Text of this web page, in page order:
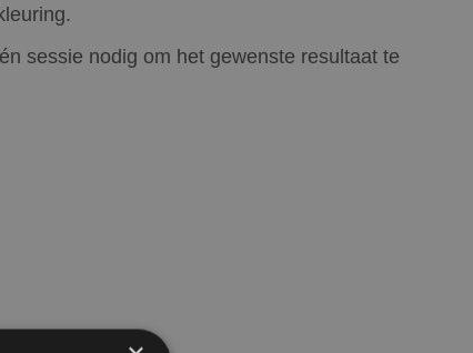
sessie nodig om het gewenste resultaat te